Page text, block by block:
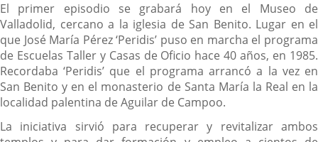
El primer episodio se grabará hoy en el Museo de
Valladolid, cercano a la iglesia de San Benito. Lugar en el
que José María Pérez ‘Peridis’ puso en marcha el programa
de Escuelas Taller y Casas de Oficio hace 40 años, en 1985.
Recordaba ‘Peridis’ que el programa arrancó a la vez en
San Benito y en el monasterio de Santa María la Real en la
localidad palentina de Aguilar de Campoo.
La iniciativa sirvió para recuperar y revitalizar ambos